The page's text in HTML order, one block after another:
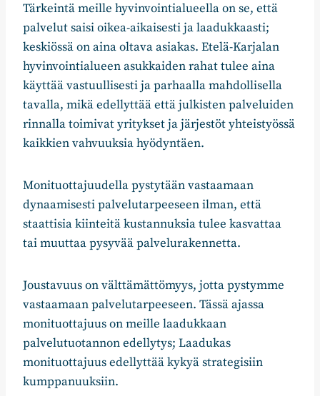
Tärkeintä meille hyvinvointialueella on se, että
palvelut saisi oikea-aikaisesti ja laadukkaasti;
keskiössä on aina oltava asiakas. Etelä-Karjalan
hyvinvointialueen asukkaiden rahat tulee aina
käyttää vastuullisesti ja parhaalla mahdollisella
tavalla, mikä edellyttää että julkisten palveluiden
rinnalla toimivat yritykset ja järjestöt yhteistyössä
kaikkien vahvuuksia hyödyntäen.
Monituottajuudella pystytään vastaamaan
dynaamisesti palvelutarpeeseen ilman, että
staattisia kiinteitä kustannuksia tulee kasvattaa
tai muuttaa pysyvää palvelurakennetta.
Joustavuus on välttämättömyys, jotta pystymme
vastaamaan palvelutarpeeseen. Tässä ajassa
monituottajuus on meille laadukkaan
palvelutuotannon edellytys; Laadukas
monituottajuus edellyttää kykyä strategisiin
kumppanuuksiin.